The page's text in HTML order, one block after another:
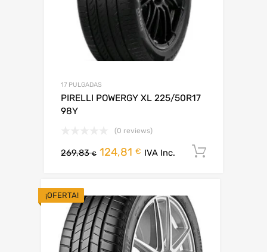
17 PULGADAS
PIRELLI POWERGY XL 225/50R17
98Y
(0 reviews)
269,83€ 124,81 € IVA Inc.
¡OFERTA!